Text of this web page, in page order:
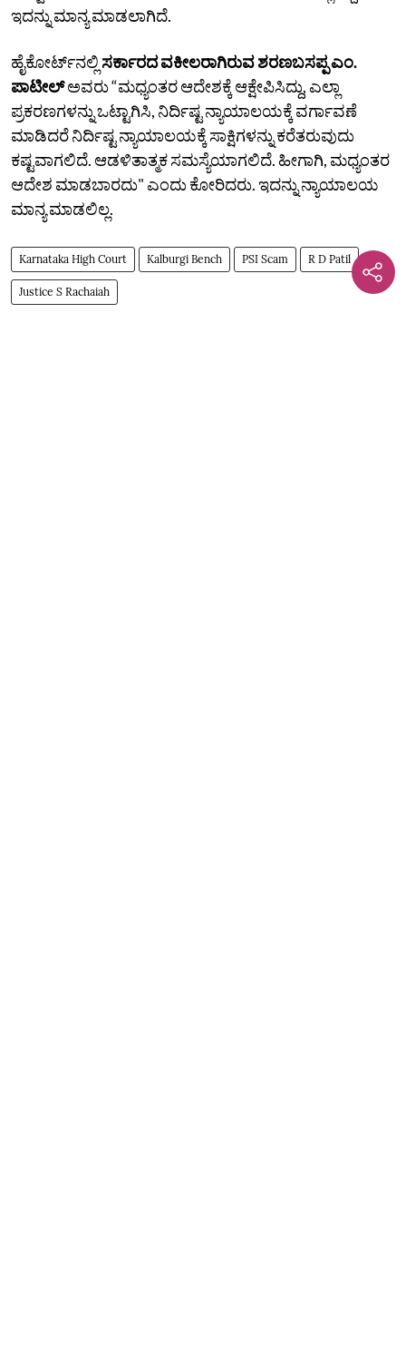
ಇದನ್ನು ಮಾನ್ಯ ಮಾಡಲಾಗಿದೆ.
ಹೈಕೋರ್ಟ್‌ನಲ್ಲಿ ಸರ್ಕಾರದ ವಕೀಲರಾಗಿರುವ ಶರಣಬಸಪ್ಪ ಎಂ.
ಪಾಟೀಲ್‌ಅವರು “ಮಧ್ಯಂತರ ಆದೇಶಕ್ಕೆ ಆಕ್ಷೇಪಿಸಿದ್ದು, ಎಲ್ಲಾ
ಪ್ರಕರಣಗಳನ್ನು ಒಟ್ಟಾಗಿಸಿ, ನಿರ್ದಿಷ್ಟ ನ್ಯಾಯಾಲಯಕ್ಕೆ ವರ್ಗಾವಣೆ
ಮಾಡಿದರೆ ನಿರ್ದಿಷ್ಟ ನ್ಯಾಯಾಲಯಕ್ಕೆ ಸಾಕ್ಷಿಗಳನ್ನು ಕರೆತರುವುದು
ಕಷ್ಟವಾಗಲಿದೆ. ಆಡಳಿತಾತ್ಮಕ ಸಮಸ್ಯೆಯಾಗಲಿದೆ. ಹೀಗಾಗಿ, ಮಧ್ಯಂತರ
ಆದೇಶ ಮಾಡಬಾರದು" ಎಂದು ಕೋರಿದರು. ಇದನ್ನು ನ್ಯಾಯಾಲಯ
ಮಾನ್ಯ ಮಾಡಲಿಲ್ಲ.
Karnataka High Court Kalburgi Bench PSI Scam R D Patil
Justice S Rachaiah